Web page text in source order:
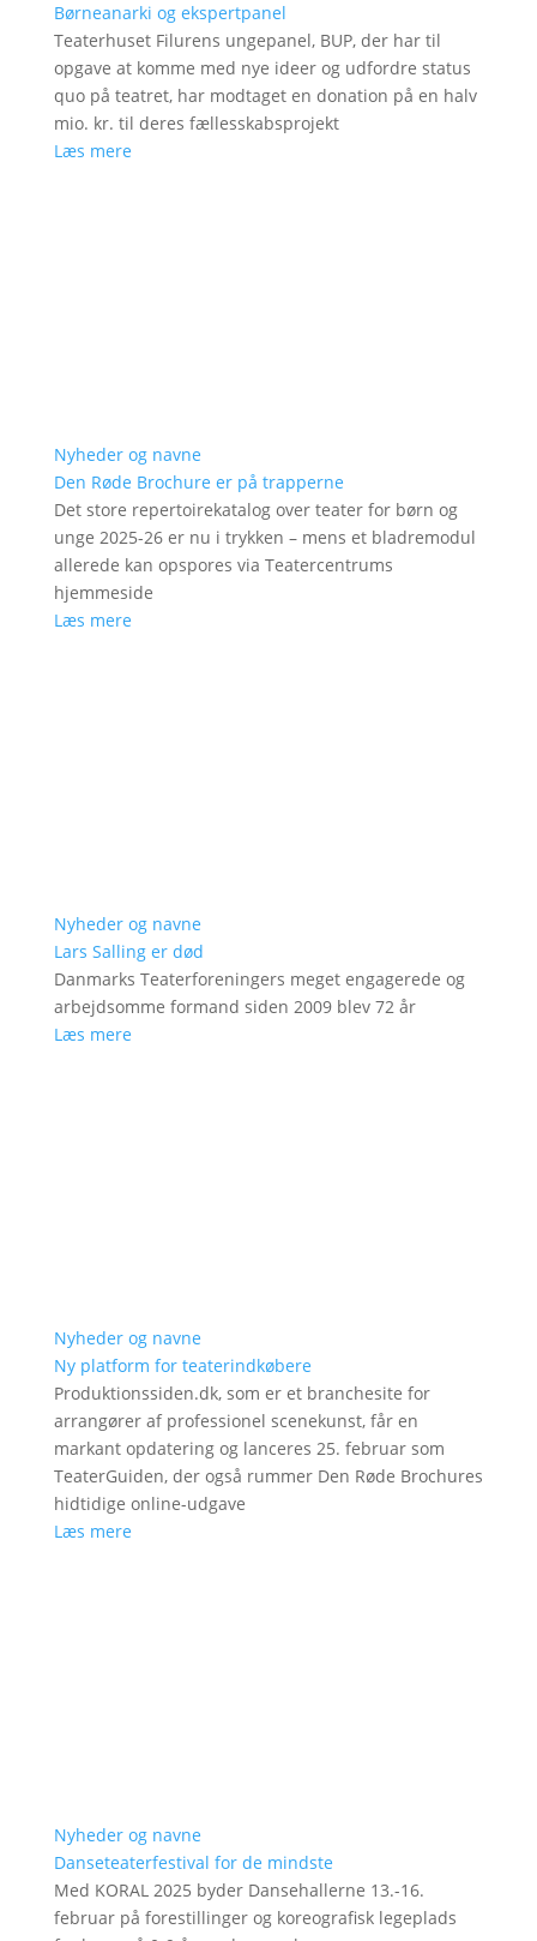
Børneanarki og ekspertpanel
Teaterhuset Filurens ungepanel, BUP, der har til
opgave at komme med nye ideer og udfordre status
quo på teatret, har modtaget en donation på en halv
mio. kr. til deres fællesskabsprojekt
Læs mere
Nyheder og navne
Den Røde Brochure er på trapperne
Det store repertoirekatalog over teater for børn og
unge 2025-26 er nu i trykken – mens et bladremodul
allerede kan opspores via Teatercentrums
hjemmeside
Læs mere
Nyheder og navne
Lars Salling er død
Danmarks Teaterforeningers meget engagerede og
arbejdsomme formand siden 2009 blev 72 år
Læs mere
Nyheder og navne
Ny platform for teaterindkøbere
Produktionssiden.dk, som er et branchesite for
arrangører af professionel scenekunst, får en
markant opdatering og lanceres 25. februar som
TeaterGuiden, der også rummer Den Røde Brochures
hidtidige online-udgave
Læs mere
Nyheder og navne
Danseteaterfestival for de mindste
Med KORAL 2025 byder Dansehallerne 13.-16.
februar på forestillinger og koreografisk legeplads